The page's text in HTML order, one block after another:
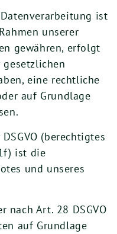
ist
unserer
gewähren, erfolgt
eine rechtliche
auf Grundlage
(berechtigtes
ist die
und unseres
nach Art. 28 DSGVO
auf Grundlage